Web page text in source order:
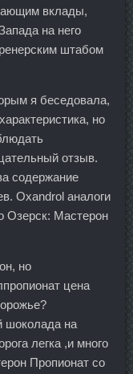
вклады,
на него
штабом
я беседовала,
но
отзыв.
содержание
Oxandrol аналоги
Озерск: Мастерон
но
цена
шоколада на
легка ,и много
Пропионат со